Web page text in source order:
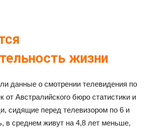
жизни
данные о смотрении телевидения по
от Австралийского бюро статистики и
сидящие перед телевизором по 6 и
в среднем живут на 4,8 лет меньше,